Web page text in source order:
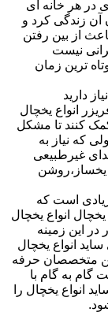
در هر خانه ای
آن زندگی کرد و
از بین رفتن
نیست
ترین زمان
دارید
انواع یخچال
کنند تا مشکل
که نیاز به
غیرطبیعی
است که
انواع یخچال
در این زمینه
انواع یخچال
متخصصان حرفه
گام به گام با
انواع یخچال را